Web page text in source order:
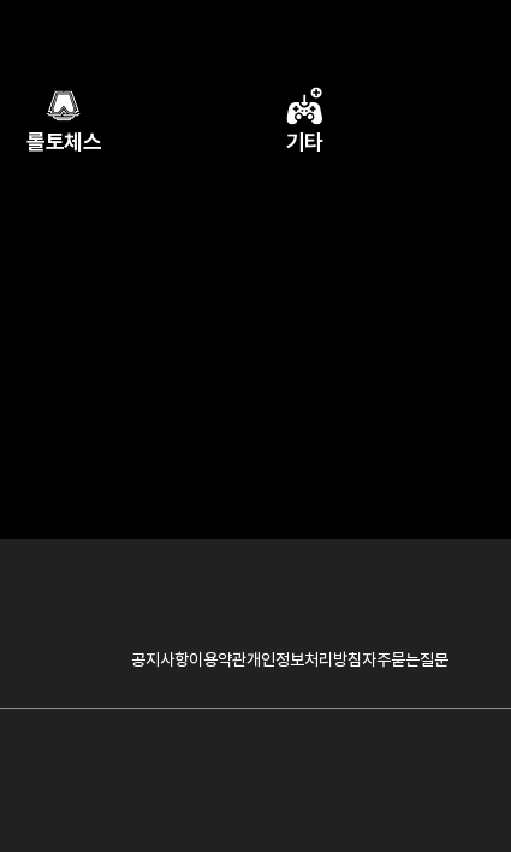
롤토체스 기타
공지사항이용약관개인정보처리방침자주묻는질문